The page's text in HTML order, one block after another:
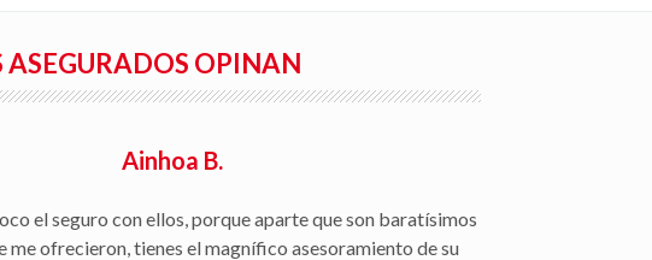
ASEGURADOS OPINAN
Ainhoa B.
el seguro con ellos, porque aparte que son baratísimos
me ofrecieron, tienes el magnífico asesoramiento de su